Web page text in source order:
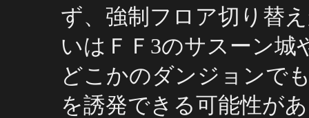
ず、強制フロア切り替
いはＦＦ3のサスーン
どこかのダンジョンで
を誘発できる可能性が